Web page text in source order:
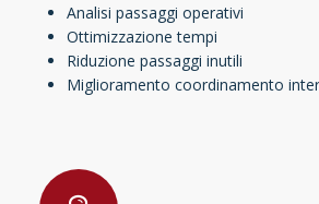
Analisi passaggi operativi
Ottimizzazione tempi
Riduzione passaggi inutili
Miglioramento coordinamento